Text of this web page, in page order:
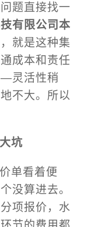
题直接找一
有限公司本
就是这种集
成本和责任
灵活性稍
不大。所以
坑
单看着便
没算进去。
项报价，水